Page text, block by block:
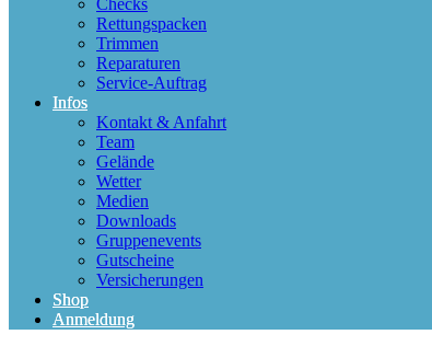
Checks
Rettungspacken
Trimmen
Reparaturen
Service-Auftrag
Infos
Kontakt & Anfahrt
Team
Gelände
Wetter
Medien
Downloads
Gruppenevents
Gutscheine
Versicherungen
Shop
Anmeldung